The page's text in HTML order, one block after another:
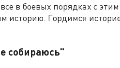
в боевых порядках с
историю. Гордимся
собираюсь"